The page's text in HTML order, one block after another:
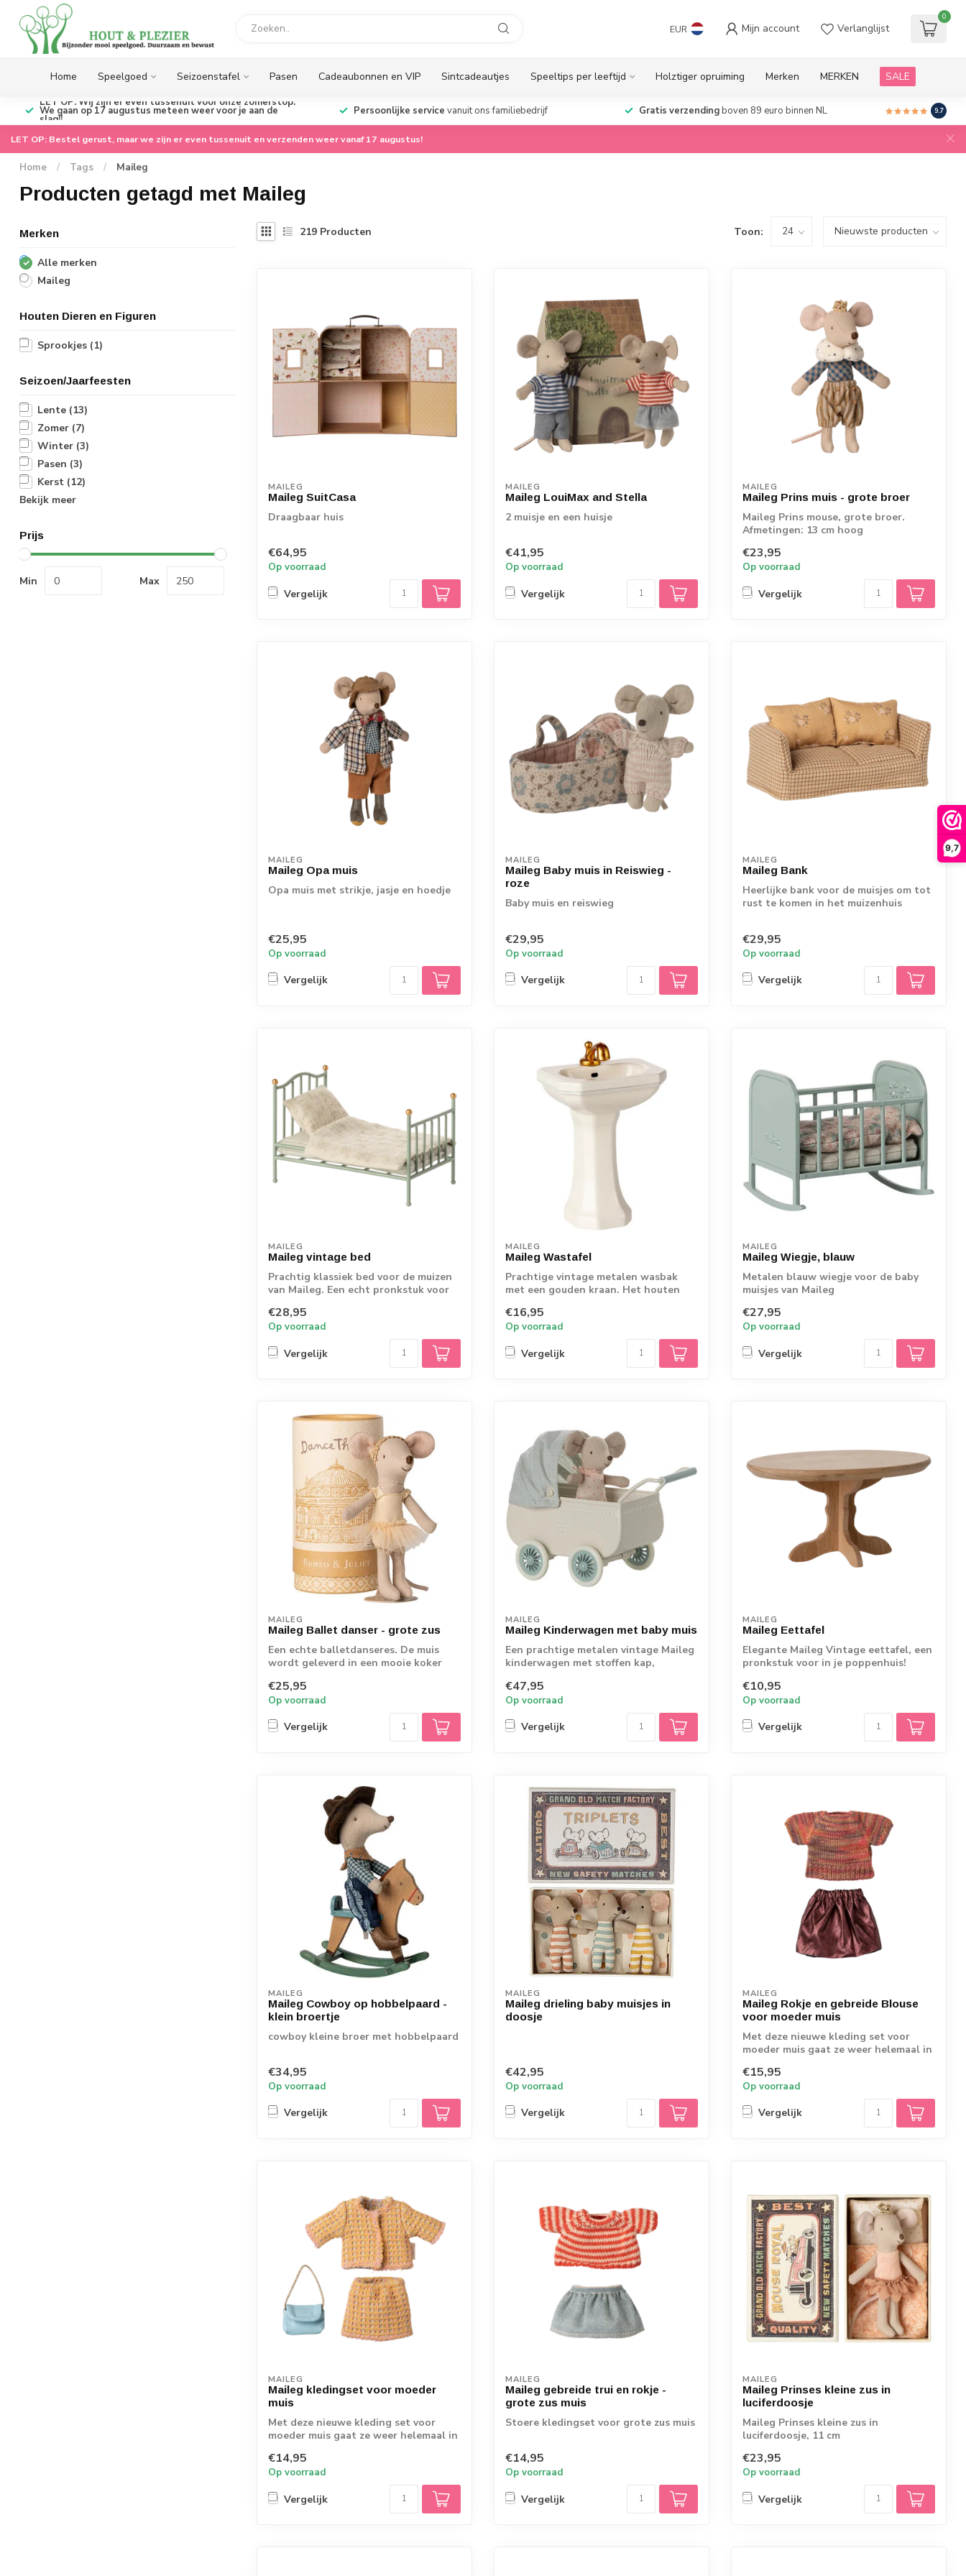
9,7
EUR Mijn account Verlanglijst
0
Home Speelgoed Seizoenstafel Pasen Cadeaubonnen en VIP Sintcadeautjes Speeltips per leeftijd Holztiger opruiming Merken MERKEN SALE
LET OP: Wij zijn er even tussenuit voor onze zomerstop.
We gaan op 17 augustus meteen weer voor je aan de
slag!!
Persoonlijke service vanuit ons familiebedrijf Gratis verzendingboven 89 euro binnen NL 9.7
LET OP: Bestel gerust, maar we zijn er even tussenuit en verzenden weer vanaf 17 augustus!
Home / Tags / Maileg
Producten getagd met Maileg
Merken
Alle merken
Maileg
Houten Dieren en Figuren
Sprookjes (1)
Seizoen/Jaarfeesten
Lente (13)
Zomer (7)
Winter (3)
Pasen (3)
Kerst (12)
Bekijk meer
Prijs
Min Max
219 Producten Toon:
MAILEG
Maileg SuitCasa
Draagbaar huis
€64,95
Op voorraad
Vergelijk
MAILEG
Maileg LouiMax and Stella
2 muisje en een huisje
€41,95
Op voorraad
Vergelijk
MAILEG
Maileg Prins muis - grote broer
Maileg Prins mouse, grote broer.
Afmetingen: 13 cm hoog
€23,95
Op voorraad
Vergelijk
MAILEG
Maileg Opa muis
Opa muis met strikje, jasje en hoedje
€25,95
Op voorraad
Vergelijk
MAILEG
Maileg Baby muis in Reiswieg -
roze
Baby muis en reiswieg
€29,95
Op voorraad
Vergelijk
MAILEG
Maileg Bank
Heerlijke bank voor de muisjes om tot
rust te komen in het muizenhuis
€29,95
Op voorraad
Vergelijk
MAILEG
Maileg vintage bed
Prachtig klassiek bed voor de muizen
van Maileg. Een echt pronkstuk voor
€28,95
Op voorraad
Vergelijk
MAILEG
Maileg Wastafel
Prachtige vintage metalen wasbak
met een gouden kraan. Het houten
€16,95
Op voorraad
Vergelijk
MAILEG
Maileg Wiegje, blauw
Metalen blauw wiegje voor de baby
muisjes van Maileg
€27,95
Op voorraad
Vergelijk
MAILEG
Maileg Ballet danser - grote zus
Een echte balletdanseres. De muis
wordt geleverd in een mooie koker
€25,95
Op voorraad
Vergelijk
MAILEG
Maileg Kinderwagen met baby muis
Een prachtige metalen vintage Maileg
kinderwagen met stoffen kap,
€47,95
Op voorraad
Vergelijk
MAILEG
Maileg Eettafel
Elegante Maileg Vintage eettafel, een
pronkstuk voor in je poppenhuis!
€10,95
Op voorraad
Vergelijk
MAILEG
Maileg Cowboy op hobbelpaard -
klein broertje
cowboy kleine broer met hobbelpaard
€34,95
Op voorraad
Vergelijk
MAILEG
Maileg drieling baby muisjes in
doosje
€42,95
Op voorraad
Vergelijk
MAILEG
Maileg Rokje en gebreide Blouse
voor moeder muis
Met deze nieuwe kleding set voor
moeder muis gaat ze weer helemaal in
€15,95
Op voorraad
Vergelijk
MAILEG
Maileg kledingset voor moeder
muis
Met deze nieuwe kleding set voor
moeder muis gaat ze weer helemaal in
€14,95
Op voorraad
Vergelijk
MAILEG
Maileg gebreide trui en rokje -
grote zus muis
Stoere kledingset voor grote zus muis
€14,95
Op voorraad
Vergelijk
MAILEG
Maileg Prinses kleine zus in
luciferdoosje
Maileg Prinses kleine zus in
luciferdoosje, 11 cm
€23,95
Op voorraad
Vergelijk